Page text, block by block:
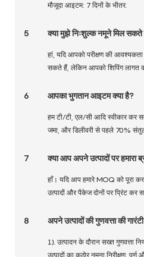
मौजूदा आइटम: 7 दिनों के भीतर.
5 क्या मुझे निःशुल्क नमूने मिल
हां, यदि आपको परीक्षण की
सकते हैं, लेकिन आपको शिपिंग लागत
6 आपका भुगतान आइटम क्या है?
हम टी/टी, एल/सी आदि स्वीकार
जमा, और डिलीवरी से पहले 70%
7 क्या आप अपने उत्पादों पर हमारा
हाँ। यदि आप हमारे MOQ को पूरा
उत्पादों और पैकेज दोनों पर प्रिंट कर
8 अपने उत्पादों की गुणवत्ता की
1). उत्पादन के दौरान सख्त गुणवत्ता
उत्पादों का कठोर नमूना निरीक्षण,